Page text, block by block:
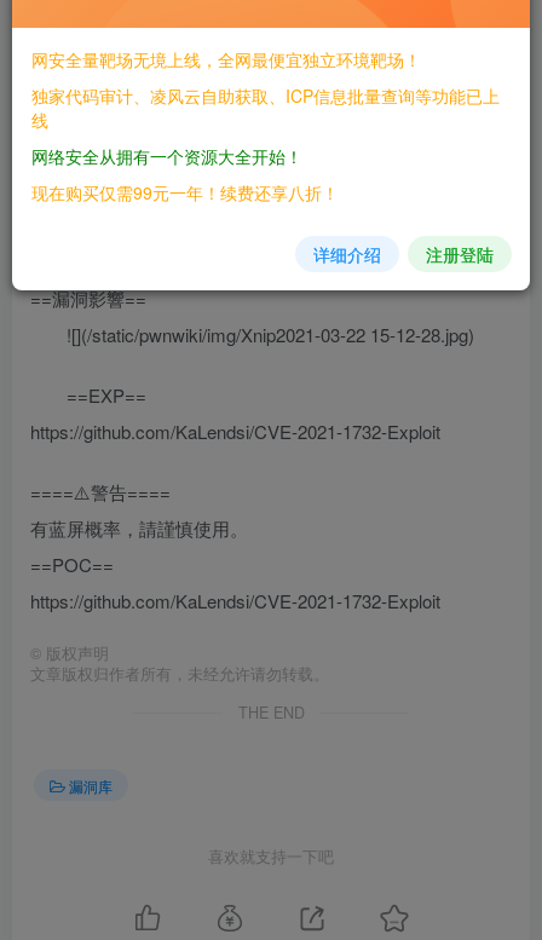
==EXP==
https://github.com/KaLendsi/CVE-2021-1732-Exploit
====⚠️️警告====
有蓝屏概率，請謹慎使用。
==POC==
https://github.com/KaLendsi/CVE-2021-1732-Exploit
==漏洞影響==
![](/static/pwnwiki/img/Xnip2021-03-22 15-12-28.jpg)
==EXP==
https://github.com/KaLendsi/CVE-2021-1732-Exploit
====⚠️️警告====
有蓝屏概率，請謹慎使用。
==POC==
https://github.com/KaLendsi/CVE-2021-1732-Exploit
© 版权声明
文章版权归作者所有，未经允许请勿转载。
THE END
漏洞库
喜欢就支持一下吧
网安全量靶场无境上线，全网最便宜独立环境靶场！
独家代码审计、凌风云自助获取、ICP信息批量查询等功能已上
线
网络安全从拥有一个资源大全开始！
现在购买仅需99元一年！续费还享八折！
详细介绍 注册登陆